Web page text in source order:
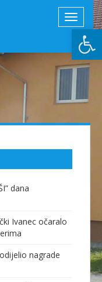
Toggle
dana
Ivanec očaralo
nagrade